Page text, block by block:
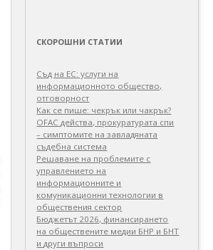
СКОРОШНИ СТАТИИ
Съд на ЕС: услуги на
информационното общество,
отговорност
Как се пише: чекрък или чакрък?
OFAC действа, прокуратурата спи
– симптомите на завладяната
съдебна система
Решаване на проблемите с
управлението на
информационните и
комуникационни технологии в
обществения сектор
Бюджетът 2026, финансирането
на обществените медии БНР и БНТ
и други въпроси